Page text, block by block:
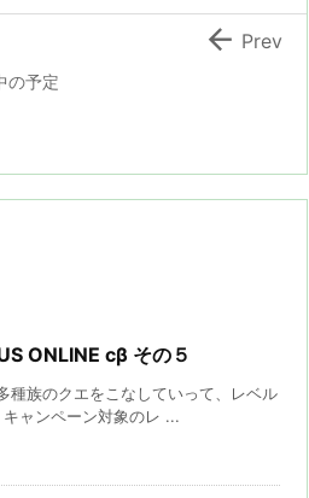
の予定
 Prev
ONLINE cβ その５
種族のクエをこなしていって、レベル
ャンペーン対象のレ ...